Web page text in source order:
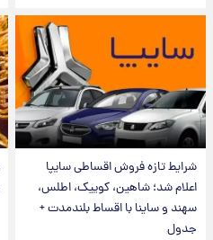
شرایط تازه فروش اقساطی سایپا
اعلام شد؛ شاهین، کوییک، اطلس،
سهند و ساینا با اقساط بلندمدت +
جدول